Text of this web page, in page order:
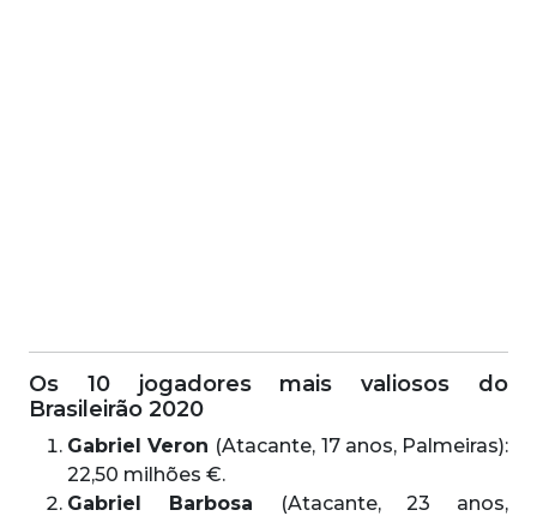
Os 10 jogadores mais valiosos do
Brasileirão 2020
Gabriel Veron (Atacante, 17 anos, Palmeiras):
22,50 milhões €.
Gabriel Barbosa
(Atacante, 23 anos,